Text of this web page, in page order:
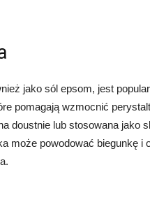
jako sól epsom, jest
pomagają wzmocnić
doustnie lub stosowana jako
może powodować biegunkę i